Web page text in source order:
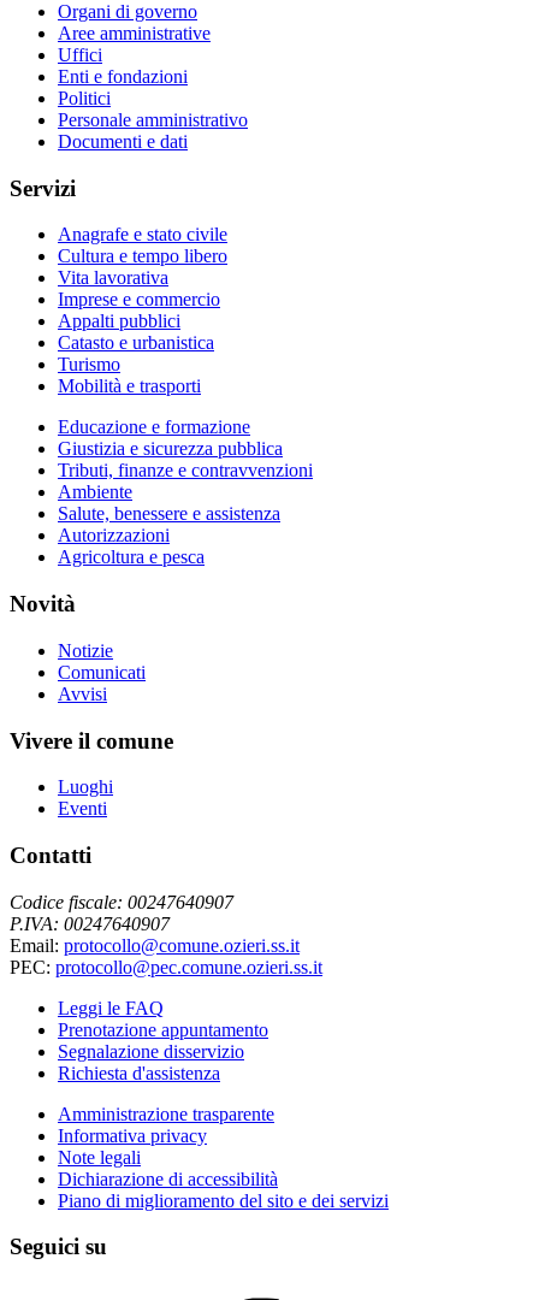
Organi di governo
Aree amministrative
Uffici
Enti e fondazioni
Politici
Personale amministrativo
Documenti e dati
Servizi
Anagrafe e stato civile
Cultura e tempo libero
Vita lavorativa
Imprese e commercio
Appalti pubblici
Catasto e urbanistica
Turismo
Mobilità e trasporti
Educazione e formazione
Giustizia e sicurezza pubblica
Tributi, finanze e contravvenzioni
Ambiente
Salute, benessere e assistenza
Autorizzazioni
Agricoltura e pesca
Novità
Notizie
Comunicati
Avvisi
Vivere il comune
Luoghi
Eventi
Contatti
Codice fiscale: 00247640907
P.IVA: 00247640907
Email: protocollo@comune.ozieri.ss.it
PEC: protocollo@pec.comune.ozieri.ss.it
Leggi le FAQ
Prenotazione appuntamento
Segnalazione disservizio
Richiesta d'assistenza
Amministrazione trasparente
Informativa privacy
Note legali
Dichiarazione di accessibilità
Piano di miglioramento del sito e dei servizi
Seguici su